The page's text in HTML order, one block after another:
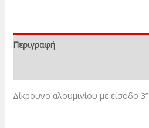
Περιγραφή
Δίκρουνο αλουμινίου με είσοδο